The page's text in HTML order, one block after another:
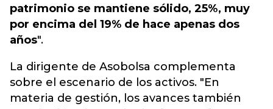
patrimonio se mantiene sólido, 25%, muy
por encima del 19% de hace apenas dos
años".
La dirigente de Asobolsa complementa
sobre el escenario de los activos. "En
materia de gestión, los avances también